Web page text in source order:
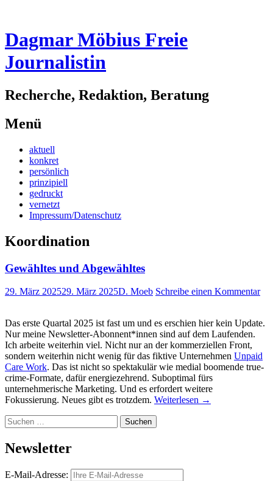
Dagmar Möbius Freie
Journalistin
Recherche, Redaktion, Beratung
Menü
Zum
Inhalt
springen
aktuell
konkret
persönlich
prinzipiell
gedruckt
vernetzt
Impressum/Datenschutz
Koordination
Gewähltes und Abgewähltes
29. März 202529. März 2025D. Moeb Schreibe einen Kommentar
Das erste Quartal 2025 ist fast um und es erschien hier kein Update.
Nur meine Newsletter-Abonnent*innen sind auf dem Laufenden.
Ich arbeite weiterhin viel. Nicht nur an der kommerziellen Front,
sondern weiterhin nicht wenig für das fiktive Unternehmen Unpaid
Care Work. Das ist nicht so spektakulär wie medial boomende true-
crime-Formate, dafür energiezehrend. Suboptimal fürs
unternehmerische Marketing. Und es erfordert weitere
Fokussierung. Neues gibt es trotzdem. Weiterlesen →
Suchen
nach:
Newsletter
E-Mail-Adresse: